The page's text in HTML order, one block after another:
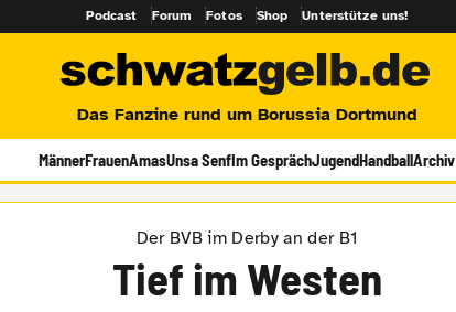
Podcast Forum Fotos Shop Unterstütze uns!
Das Fanzine rund um Borussia Dortmund
MännerFrauenAmasUnsa SenfIm GesprächJugendHandballArchiv
Der BVB im Derby an der B1
Tief im Westen